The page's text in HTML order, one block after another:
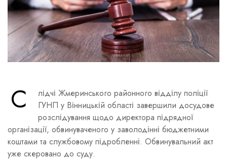
С
лідчі Жмеринського районного відділу поліції
ГУНП у Вінницькій області завершили досудове
розслідування щодо директора підрядної
організації, обвинуваченого у заволодінні бюджетними
коштами та службовому підробленні. Обвинувальний акт
уже скеровано до суду.